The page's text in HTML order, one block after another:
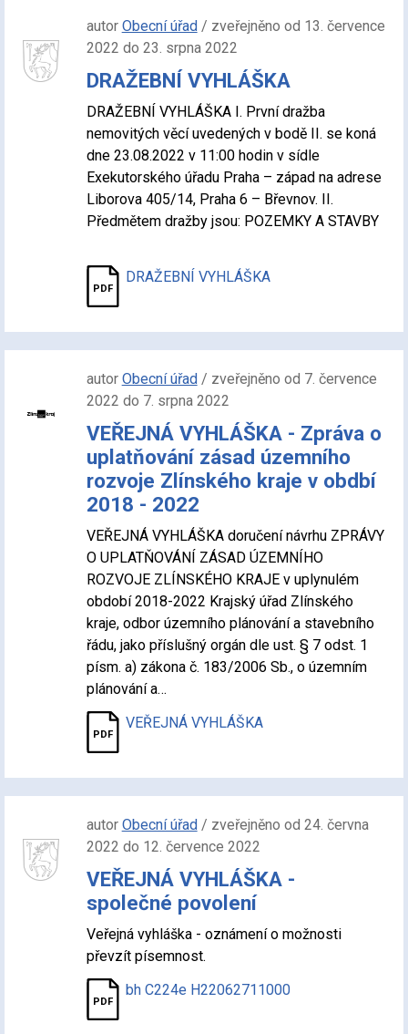
autor Obecní úřad/ zveřejněno od 13. července
2022 do 23. srpna 2022
DRAŽEBNÍ VYHLÁŠKA
DRAŽEBNÍ VYHLÁŠKA I. První dražba
nemovitých věcí uvedených v bodě II. se koná
dne 23.08.2022 v 11:00 hodin v sídle
Exekutorského úřadu Praha – západ na adrese
Liborova 405/14, Praha 6 – Břevnov. II.
Předmětem dražby jsou: POZEMKY A STAVBY
DRAŽEBNÍ VYHLÁŠKA
autor Obecní úřad/ zveřejněno od 7. července
2022 do 7. srpna 2022
VEŘEJNÁ VYHLÁŠKA - Zpráva o
uplatňování zásad územního
rozvoje Zlínského kraje v obdbí
2018 - 2022
VEŘEJNÁ VYHLÁŠKA doručení návrhu ZPRÁVY
O UPLATŇOVÁNÍ ZÁSAD ÚZEMNÍHO
ROZVOJE ZLÍNSKÉHO KRAJE v uplynulém
období 2018-2022 Krajský úřad Zlínského
kraje, odbor územního plánování a stavebního
řádu, jako příslušný orgán dle ust. § 7 odst. 1
písm. a) zákona č. 183/2006 Sb., o územním
plánování a…
VEŘEJNÁ VYHLÁŠKA
autor Obecní úřad/ zveřejněno od 24. června
2022 do 12. července 2022
VEŘEJNÁ VYHLÁŠKA -
společné povolení
Veřejná vyhláška - oznámení o možnosti
převzít písemnost.
bh C224e H22062711000